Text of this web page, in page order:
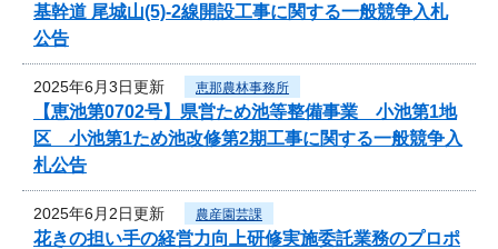
基幹道 尾城山(5)-2線開設工事に関する一般競争入札
公告
2025年6月3日更新 恵那農林事務所
【恵池第0702号】県営ため池等整備事業 小池第1地
区 小池第1ため池改修第2期工事に関する一般競争入
札公告
2025年6月2日更新 農産園芸課
花きの担い手の経営力向上研修実施委託業務のプロポ